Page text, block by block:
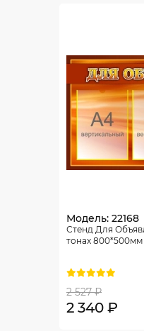
Модель: 22168
Стенд Для
тонах 800*500мм
2 527 ₽
2 340 ₽